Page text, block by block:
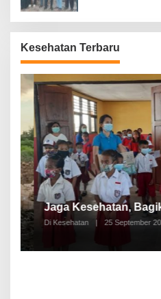
Kesehatan Terbaru
Jaga Kesehatan,
Di Kesehatan | 25 September 2021